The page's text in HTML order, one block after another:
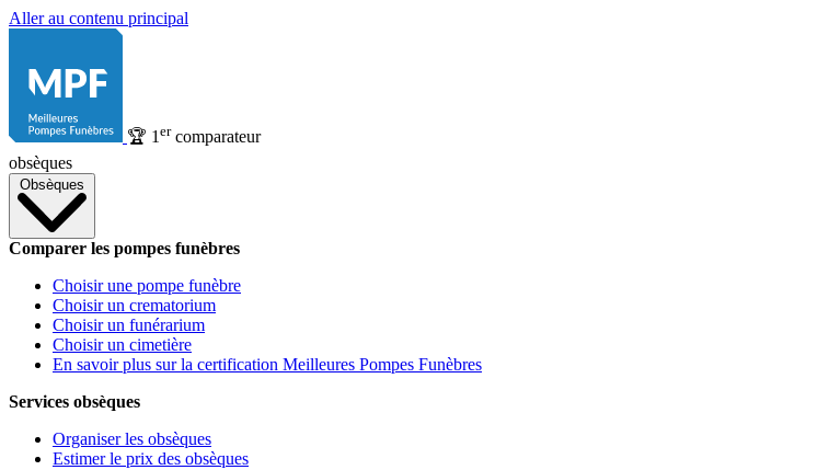
Aller au contenu principal
🏆 1 ercomparateur
obsèques
Obsèques
Comparer les pompes funèbres
Choisir une pompe funèbre
Choisir un crematorium
Choisir un funérarium
Choisir un cimetière
En savoir plus sur la certification Meilleures Pompes Funèbres
Services obsèques
Organiser les obsèques
Estimer le prix des obsèques